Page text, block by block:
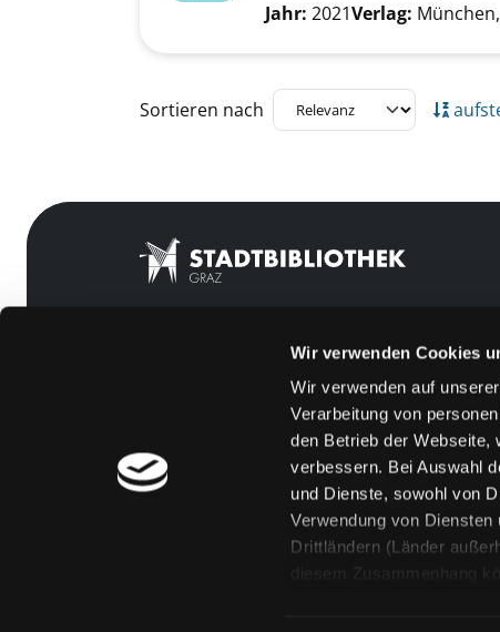
Wir verwenden Cookies
Wir verwenden auf
Verarbeitung von
den Betrieb der Webseite,
verbessern. Bei Auswahl
und Dienste, sowohl von
Verwendung von
Drittländern (Länder
diesem Zusammenhang
Jahr: 2021Verlag:
Zu den Suchfiltern springen
Sortieren nach
[kju:b]
Feedback
Kontakt
Über uns
Jobs
Medienwunsch
FAQs